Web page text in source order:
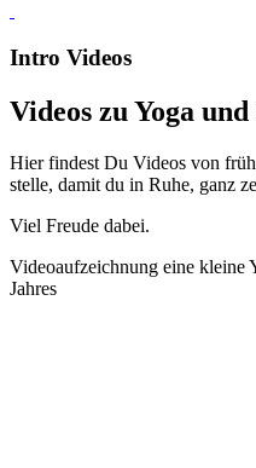
Intro Videos
Videos zu Yoga
Hier findest Du Videos von
stelle, damit du in Ruhe, ganz
Viel Freude dabei.
Videoaufzeichnung eine kleine
Jahres